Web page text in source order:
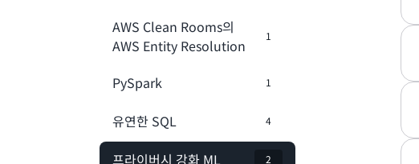
AWS Clean Rooms의
AWS Entity Resolution
1
PySpark 1
유연한 SQL 4
프라이버시 강화 ML 2